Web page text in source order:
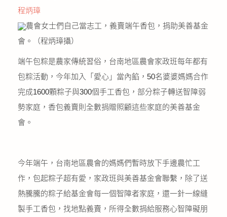
網站地圖
程炳璋
農會女士們自己當志工，義賣端午香包，捐助美善基金
會。（程炳璋攝）
端午包粽是農家傳統習俗，台南地區農會家政班每年都有
包粽活動，今年加入「愛心」當內餡，50名婆婆媽媽合作
完成1600顆粽子與300個手工香包，部分粽子轉送智障弱
勢家庭，香包義賣則全數捐贈照顧這些家庭的美善基金
會。
今年端午，台南地區農會的媽媽們暫時放下手邊農忙工
作，包起粽子超有愛，家政班與美善基金會聯繫，除了送
熱騰騰的粽子給基金會每一個智障者家庭，還一針一線縫
製手工香包，找地點義賣，所得全數捐給服務心智障礙朋